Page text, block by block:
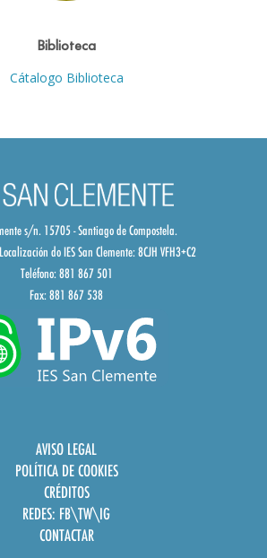
Biblioteca
Cátalogo Biblioteca
s/n. 15705 - Santiago de Compostela.
do IES San Clemente:8CJH VFH3+C2
Teléfono: 881 867 501
Fax: 881 867 538
AVISO LEGAL
POLÍTICA DE COOKIES
CRÉDITOS
REDES: FB\TW\IG
CONTACTAR